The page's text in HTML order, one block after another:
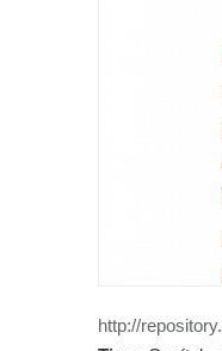
http://